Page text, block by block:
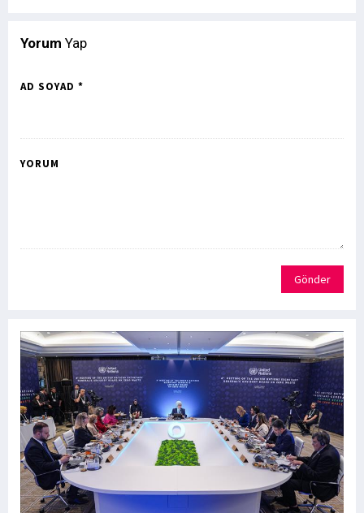
Yorum Yap
AD SOYAD *
YORUM
Gönder